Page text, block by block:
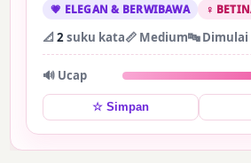
💗 ELEGAN & BERWIBAWA
♀
📐2suku kata📏 Medium🔤
🔊 Ucap
☆ Simpan